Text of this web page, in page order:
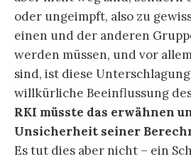
oder ungeimpft, also zu
einen und der anderen
werden müssen, und vor
sind, ist diese
willkürliche Beeinflussung
RKI müsste das erwähnen
Unsicherheit seiner
Es tut dies aber nicht – ein